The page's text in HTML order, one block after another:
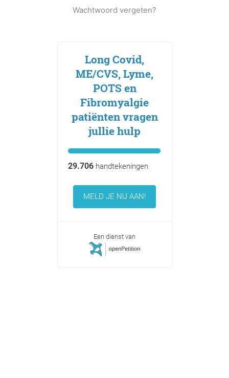
Wachtwoord vergeten?
Long Covid,
ME/CVS, Lyme,
POTS en
Fibromyalgie
patiënten vragen
jullie hulp
29.706handtekeningen
MELD JE NU AAN!
Een dienst van